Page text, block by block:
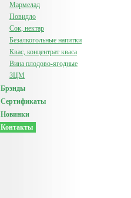
Мармелад
Повидло
Сок, нектар
Безалкогольные напитки
Квас, концентрат кваса
Вина плодово-ягодные
ЗЦМ
Брэнды
Сертификаты
Новинки
Контакты